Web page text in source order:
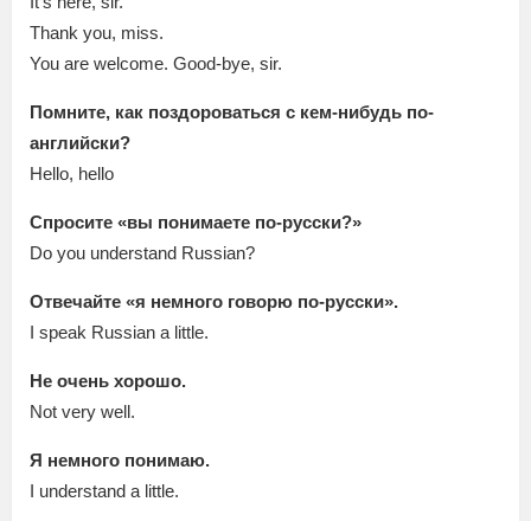
Thank you, miss.
You are welcome. Good-bye, sir.
Помните, как поздороваться с кем-нибудь по-
английски?
Hello, hello
Спросите «вы понимаете по-русски?»
Do you understand Russian?
Отвечайте «я немного говорю по-русски».
I speak Russian a little.
Не очень хорошо.
Not very well.
Я немного понимаю.
I understand a little.